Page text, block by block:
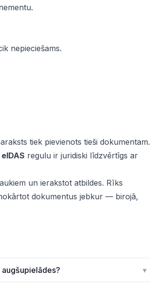
nepieciešams.
tiek pievienots tieši dokumentam.
eIDAS regulu ir juridiski līdzvērtīgs ar
un ierakstot atbildes. Rīks
dokumentus jebkur — birojā,
▾